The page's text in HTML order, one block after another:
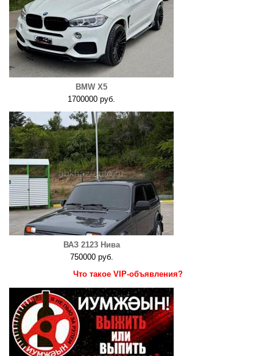
BMW X5
1700000 руб.
ВАЗ 2123 Нива
750000 руб.
Что такое VIP-объявления?